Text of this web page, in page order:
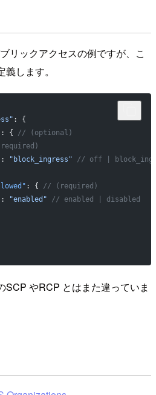
リックアクセスの例ですが、こ
します。
: {
: {
// (optional)
: "block_ingress" // off |
: {
// (required)
: "enabled" // enabled | disabled
SCP やRCP とはまた違っていま